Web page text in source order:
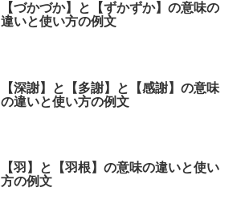
【づかづか】と【ずかずか】の意味の
違いと使い方の例文
【深謝】と【多謝】と【感謝】の意味
の違いと使い方の例文
【羽】と【羽根】の意味の違いと使い
方の例文